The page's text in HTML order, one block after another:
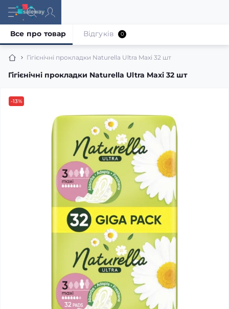
Гігієнічні прокладки Naturella Ultra Maxi 32 шт
Гігієнічні прокладки Naturella Ultra Maxi 32 шт
Все про товар Відгуків 0
-13%